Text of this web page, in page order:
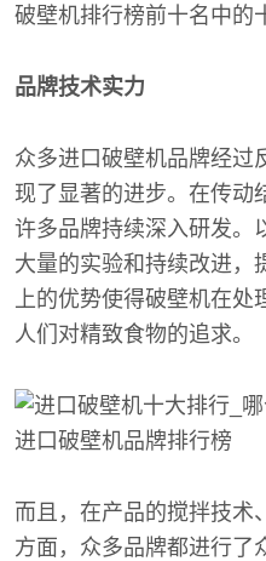
破壁机排行榜前十名中的
品牌技术实力
众多进口破壁机品牌经过
现了显著的进步。在传动
许多品牌持续深入研发。
大量的实验和持续改进，
上的优势使得破壁机在处
人们对精致食物的追求。
而且，在产品的搅拌技术
方面，众多品牌都进行了